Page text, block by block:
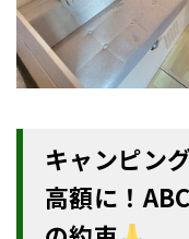
キャンピン
高額に！